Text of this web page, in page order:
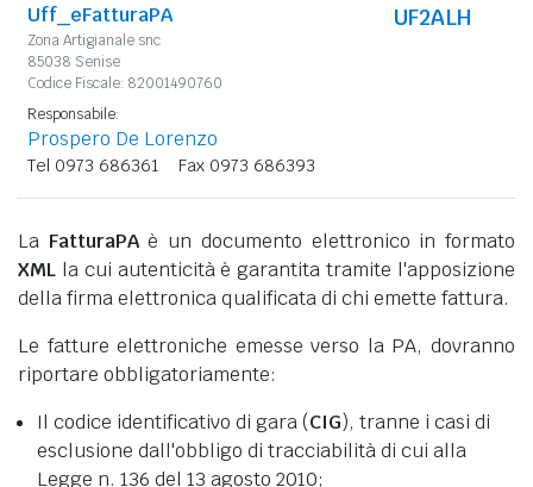
Uff_eFatturaPA
Zona Artigianale snc
85038 Senise
Codice Fiscale: 82001490760
UF2ALH
Responsabile:
Prospero De Lorenzo
Tel 0973 686361 Fax 0973 686393
La FatturaPAè un documento elettronico in formato
XML la cui autenticità è garantita tramite l'apposizione
della firma elettronica qualificata di chi emette fattura.
Le fatture elettroniche emesse verso la PA, dovranno
riportare obbligatoriamente:
Il codice identificativo di gara (CIG), tranne i casi di
esclusione dall'obbligo di tracciabilità di cui alla
Legge n. 136 del 13 agosto 2010;